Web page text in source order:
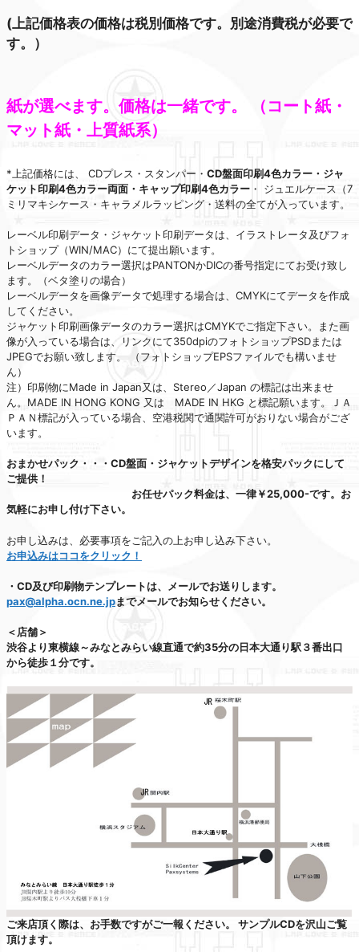
(上記価格表の価格は税別価格です。別途消費税が必要で
す。）
紙が選べます。価格は一緒です。 （コート紙・
マット紙・上質紙系）
*上記価格には、 CDプレス・スタンパー・ CD盤面印刷4色カラー・ジャ
ケット印刷4色カラー両面・キャップ印刷4色カラー ・ ジュエルケース（7
ミリマキシケース・キャラメルラッピング・送料の全てが入っています。
レーベル印刷データ・ジャケット印刷データは、イラストレータ及びフォ
トショップ（WIN/MAC）にて提出願います。
レーベルデータのカラー選択はPANTONかDICの番号指定にてお受け致し
ます。（ベタ塗りの場合）
レーベルデータを画像データで処理する場合は、CMYKにてデータを作成
してください。
ジャケット印刷画像データのカラー選択はCMYKでご指定下さい。また画
像が入っている場合は、リンクにて350dpiのフォトショップPSDまたは
JPEGでお願い致します。 （フォトショップEPSファイルでも構いませ
ん）
注）印刷物にMade in Japan又は、Stereo／Japan の標記は出来ませ
ん。MADE IN HONG KONG 又は MADE IN HKG と標記願います。ＪＡ
ＰＡＮ標記が入っている場合、空港税関で通関許可がおりない場合がござ
います。
おまかせパック・・・CD盤面・ジャケットデザインを格安パックにして
ご提供！
お任せパック料金は、一律￥25,000-です。お
気軽にお申し付け下さい。
お申し込みは、必要事項をご記入の上お申し込み下さい。
お申込みはココをクリック！
・CD及び印刷物テンプレートは、メールでお送りします。
pax@alpha.ocn.ne.jpまでメールでお知らせください。
＜店舗＞
渋谷より東横線～みなとみらい線直通で約35分の日本大通り駅３番出口
から徒歩１分です。
ご来店頂く際は、お手数ですがご一報ください。 サンプルCDを沢山ご覧
頂けます。